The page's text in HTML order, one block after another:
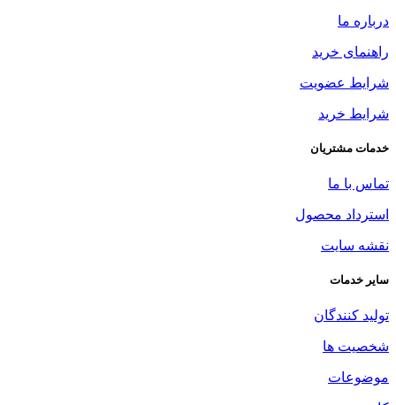
درباره ما
راهنمای خرید
شرایط عضویت
شرایط خرید
خدمات مشتریان
تماس با ما
استرداد محصول
نقشه سایت
سایر خدمات
تولید کنندگان
شخصیت ها
موضوعات